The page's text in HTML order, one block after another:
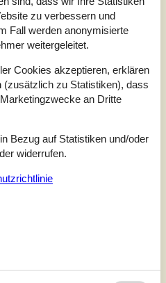
Skagen By - 9990 - Skagen
Nr.:332-204416
zu verbessern und
Fall werden anonymisierte
weitergeleitet.
Cookies akzeptieren, erklären
(zusätzlich zu Statistiken), dass
an Dritte
Bezug auf Statistiken und/oder
widerrufen.